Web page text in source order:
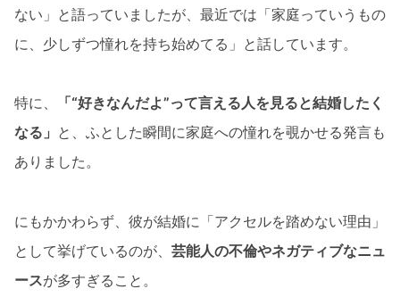
ない」と語っていましたが、最近では「家庭っていうもの
に、少しずつ憧れを持ち始めてる」と話しています。
特に、
「“好きなんだよ”って言える人を見ると結婚したく
なる」 と、ふとした瞬間に家庭への憧れを覗かせる発言も
ありました。
にもかかわらず、彼が結婚に「アクセルを踏めない理由」
として挙げているのが、 芸能人の不倫やネガティブなニュ
ースが多すぎること。